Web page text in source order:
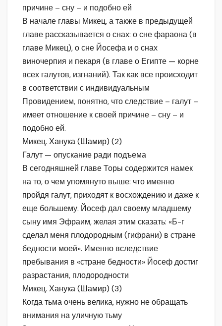
причине – сну – и подобно ей
В начале главы Микец, а также в предыдущей
главе рассказывается о снах: о сне фараона (в
главе Микец), о сне Йосефа и о снах
виночерпия и пекаря (в главе о Египте — корне
всех галутов, изгнаний). Так как все происходит
в соответствии с индивидуальным
Провидением, понятно, что следствие – галут –
имеет отношение к своей причине – сну – и
подобно ей.
Микец. Ханука (Шамир) (2)
Галут — опускание ради подъема
В сегодняшней главе Торы содержится намек
на то, о чем упомянуто выше: что именно
пройдя галут, приходят к восхождению и даже к
еще большему. Йосеф дал своему младшему
сыну имя Эфраим, желая этим сказать: «Б-г
сделал меня плодородным (гифрани) в стране
бедности моей». Именно вследствие
пребывания в «стране бедности» Йосеф достиг
разрастания, плодородности
Микец. Ханука (Шамир) (3)
Когда тьма очень велика, нужно не обращать
внимания на уличную тьму